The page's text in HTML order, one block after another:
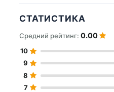
СТАТИСТИКА
Средний рейтинг: 0.00
10
9
8
7